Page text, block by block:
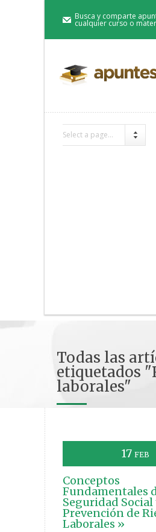
Busca y comparte
cualquier curso o
Select a page...
Todas las
etiquetados
laborales"
17 FEB
Conceptos
Fundamentales
Seguridad Social
Prevención de
Laborales »